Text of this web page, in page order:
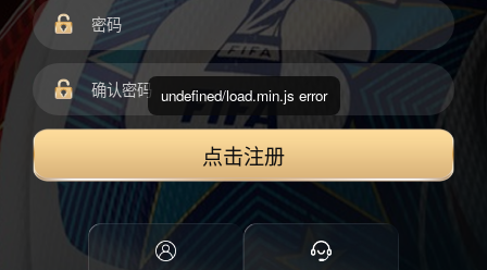
点击注册
undefined/load.min.js error